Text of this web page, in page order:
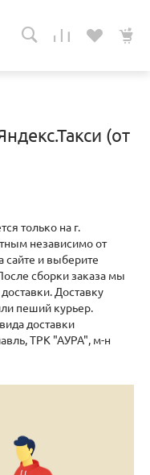
(от
только на г.
независимо от
сайте и выберите
сборки заказа мы
Доставку
пеший курьер.
доставки
ТРК "АУРА", м-н